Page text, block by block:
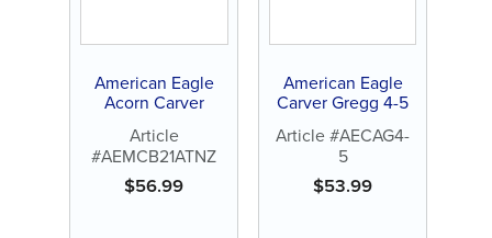
American Eagle
Acorn Carver
Article
#AEMCB21ATNZ
$56.99
American Eagle
Carver Gregg 4-5
Article #AECAG4-
5
$53.99